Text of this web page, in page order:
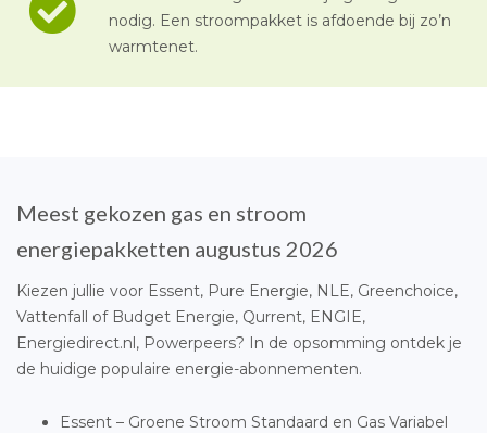
nodig. Een stroompakket is afdoende bij zo’n
warmtenet.
Meest gekozen gas en stroom
energiepakketten augustus 2026
Kiezen jullie voor Essent, Pure Energie, NLE, Greenchoice,
Vattenfall of Budget Energie, Qurrent, ENGIE,
Energiedirect.nl, Powerpeers? In de opsomming ontdek je
de huidige populaire energie-abonnementen.
Essent – Groene Stroom Standaard en Gas Variabel